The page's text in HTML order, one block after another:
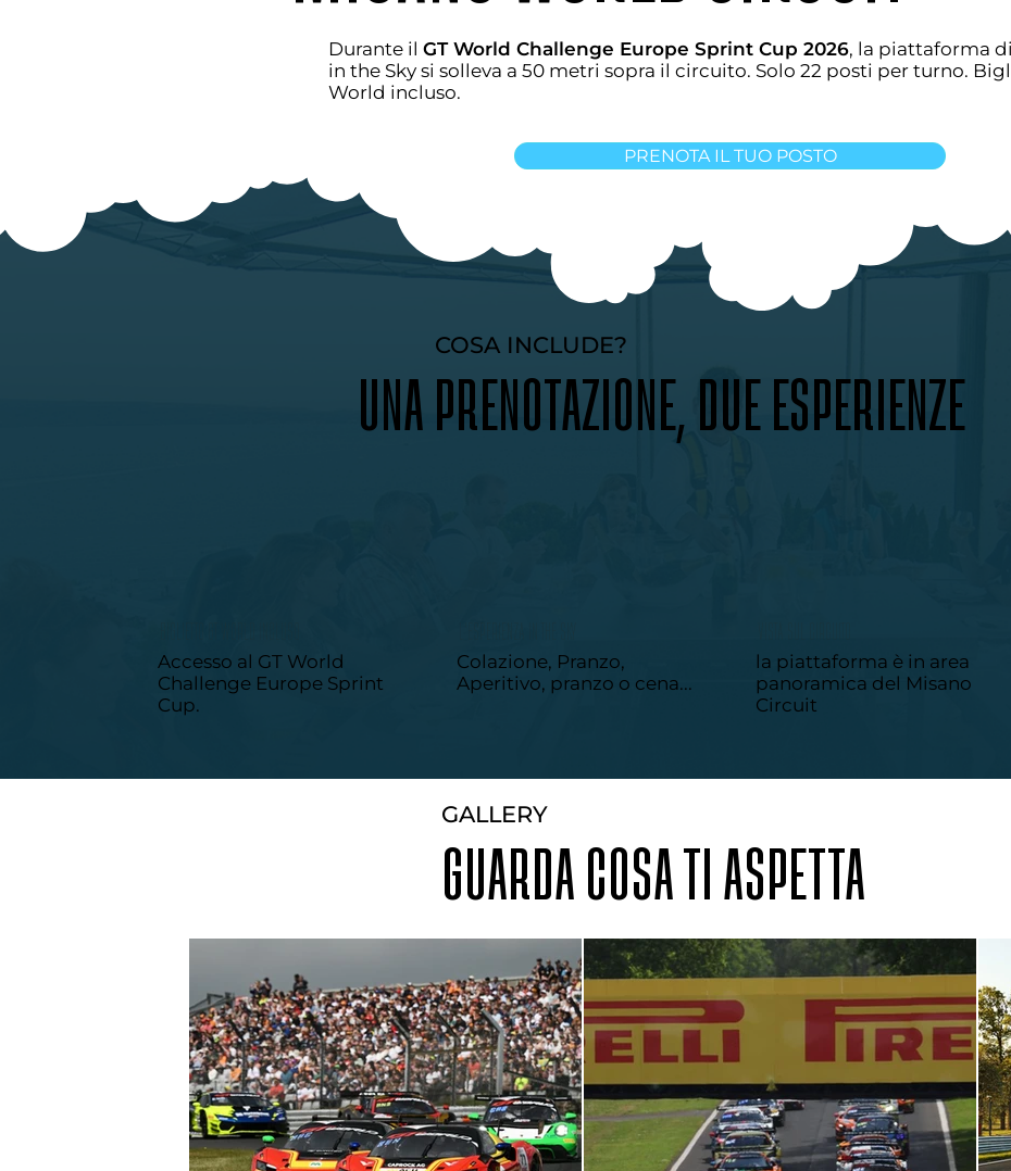
Durante il GT World Challenge Europe Sprint Cup 2026, la piattaforma
in the Sky si solleva a 50 metri sopra il circuito. Solo 22 posti per turno.
World incluso.
PRENOTA IL TUO POSTO
COSA INCLUDE?
UNA PRENOTAZIONE, DUE ESPERIENZE
Accesso al GT World
Challenge Europe Sprint
Cup.
Colazione, Pranzo,
Aperitivo, pranzo o cena...
la piattaforma è in area
panoramica del Misano
Circuit
GALLERY
GUARDA COSA TI ASPETTA